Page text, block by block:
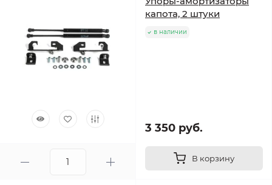
капота, 2 штуки
в наличии
3 350 руб.
В корзину